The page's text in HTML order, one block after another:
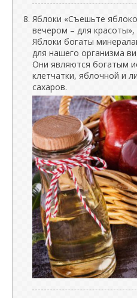
Яблоки «Съешьте
вечером – для
Яблоки богаты
для нашего организма
Они являются богатым
клетчатки, яблочной и
сахаров.